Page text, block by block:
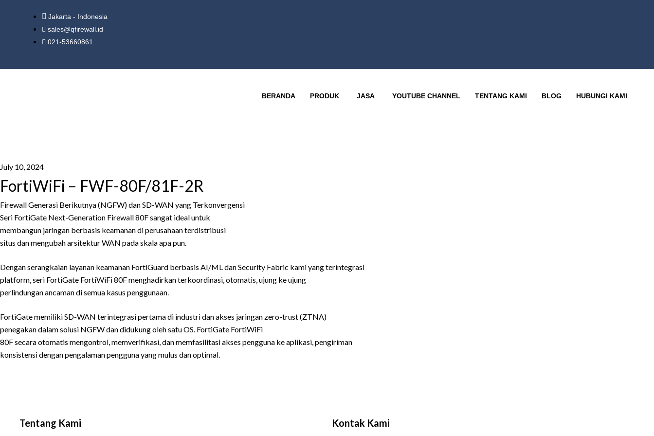
Jakarta - Indonesia
sales@qfirewall.id
021-53660861
BERANDA PRODUK JASA YOUTUBE CHANNEL TENTANG KAMI BLOG HUBUNGI KAMI
July 10, 2024
FortiWiFi – FWF-80F/81F-2R
Firewall Generasi Berikutnya (NGFW) dan SD-WAN yang Terkonvergensi
Seri FortiGate Next-Generation Firewall 80F sangat ideal untuk
membangun jaringan berbasis keamanan di perusahaan terdistribusi
situs dan mengubah arsitektur WAN pada skala apa pun.
Dengan serangkaian layanan keamanan FortiGuard berbasis AI/ML dan Security Fabric kami yang terintegrasi
platform, seri FortiGate FortiWiFi 80F menghadirkan terkoordinasi, otomatis, ujung ke ujung
perlindungan ancaman di semua kasus penggunaan.
FortiGate memiliki SD-WAN terintegrasi pertama di industri dan akses jaringan zero-trust (ZTNA)
penegakan dalam solusi NGFW dan didukung oleh satu OS. FortiGate FortiWiFi
80F secara otomatis mengontrol, memverifikasi, dan memfasilitasi akses pengguna ke aplikasi, pengiriman
konsistensi dengan pengalaman pengguna yang mulus dan optimal.
Tentang Kami Kontak Kami